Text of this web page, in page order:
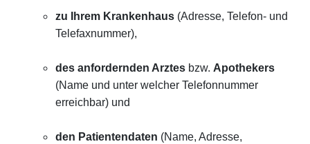
zu Ihrem Krankenhaus (Adresse, Telefon- und
Telefaxnummer),
des anfordernden Arztes bzw. Apothekers
(Name und unter welcher Telefonnummer
erreichbar) und
den Patientendaten (Name, Adresse,